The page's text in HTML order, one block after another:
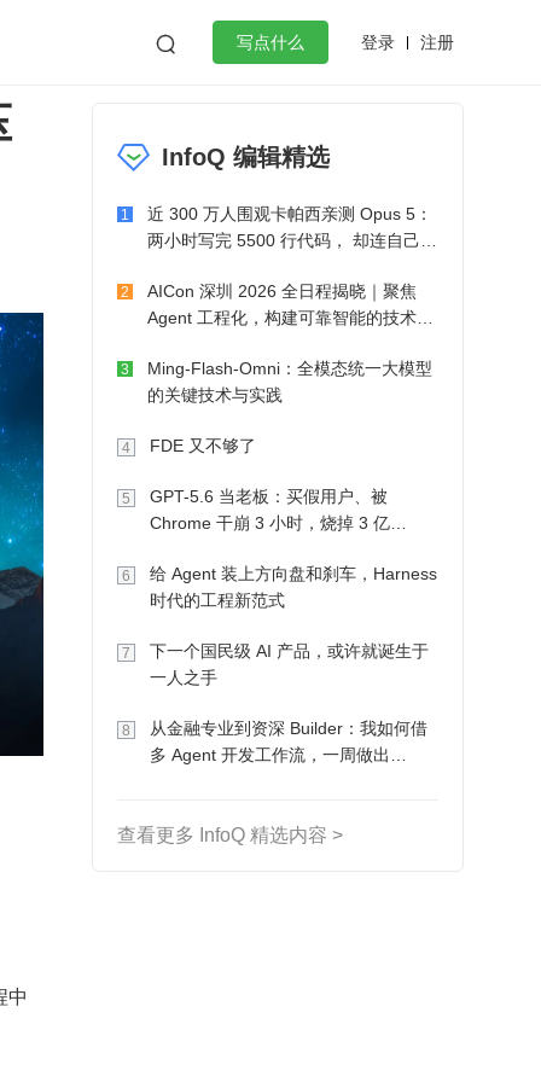
 写点什么 登录 注册
作
微服务架构 flutter
中
InfoQ 编辑精选
1
近 300 万人围观卡帕西亲测 Opus 5：
两小时写完 5500 行代码， 却连自己写
2
AICon 深圳 2026 全日程揭晓｜聚焦
Agent 工程化，构建可靠智能的技术路
3
Ming-Flash-Omni：全模态统一大模型
的关键技术与实践
4 FDE 又不够了
5
GPT-5.6 当老板：买假用户、被
Chrome 干崩 3 小时，烧掉 3 亿
6
给 Agent 装上方向盘和刹车，Harness
时代的工程新范式
7
下一个国民级 AI 产品，或许就诞生于
一人之手
8
从金融专业到资深 Builder：我如何借
多 Agent 开发工作流，一周做出
查看更多 InfoQ 精选内容 >